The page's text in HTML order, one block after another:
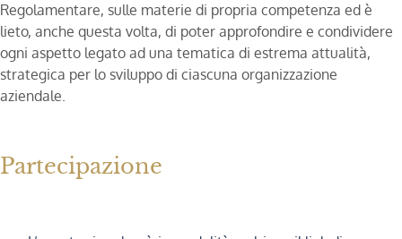
Regolamentare, sulle materie di propria competenza ed è
lieto, anche questa volta, di poter approfondire e condividere
ogni aspetto legato ad una tematica di estrema attualità,
strategica per lo sviluppo di ciascuna organizzazione
aziendale.
Partecipazione